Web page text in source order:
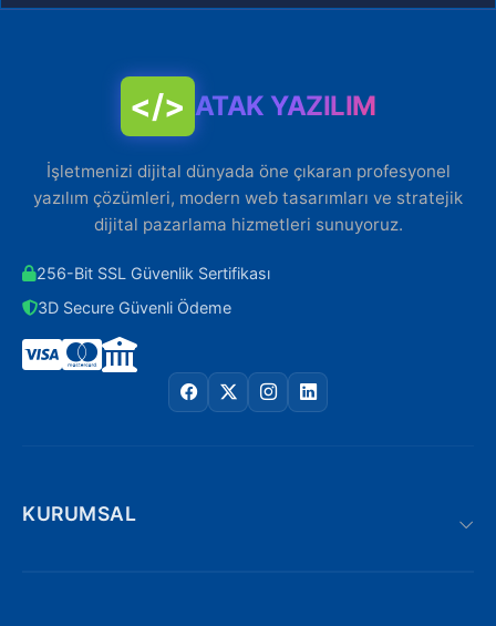
</> ATAK YAZILIM
İşletmenizi dijital dünyada öne çıkaran profesyonel
yazılım çözümleri, modern web tasarımları ve stratejik
dijital pazarlama hizmetleri sunuyoruz.
256-Bit SSL Güvenlik Sertifikası
3D Secure Güvenli Ödeme
KURUMSAL